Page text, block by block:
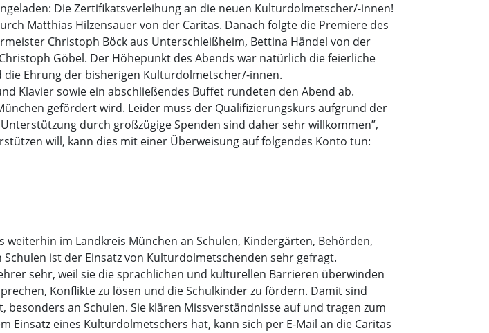
Die Zertifikatsverleihung an die neuen Kulturdolmetscher/-innen!
Matthias Hilzensauer von der Caritas. Danach folgte die Premiere des
Christoph Böck aus Unterschleißheim, Bettina Händel von der
Göbel. Der Höhepunkt des Abends war natürlich die feierliche
Ehrung der bisherigen Kulturdolmetscher/-innen.
Klavier sowie ein abschließendes Buffet rundeten den Abend ab.
gefördert wird. Leider muss der Qualifizierungskurs aufgrund der
durch großzügige Spenden sind daher sehr willkommen”,
will, kann dies mit einer Überweisung auf folgendes Konto tun:
im Landkreis München an Schulen, Kindergärten, Behörden,
ist der Einsatz von Kulturdolmetschenden sehr gefragt.
sehr, weil sie die sprachlichen und kulturellen Barrieren überwinden
Konflikte zu lösen und die Schulkinder zu fördern. Damit sind
an Schulen. Sie klären Missverständnisse auf und tragen zum
Einsatz eines Kulturdolmetschers hat, kann sich per E-Mail an die Caritas